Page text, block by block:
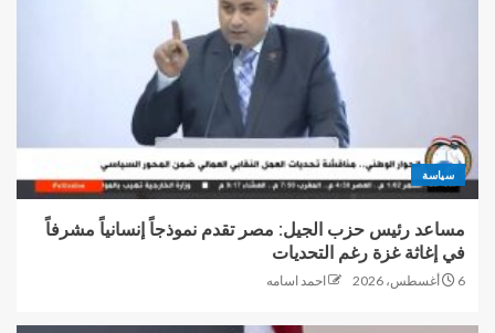
سياسة
مساعد رئيس حزب الجيل: مصر تقدم نموذجاً إنسانياً مشرفاً
في إغاثة غزة رغم التحديات
6 أغسطس، 2026 احمد اسامه